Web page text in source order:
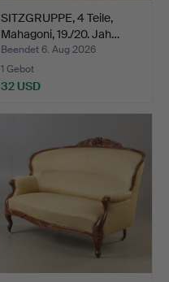
SITZGRUPPE, 4 Teile,
Mahagoni, 19./20. Jah…
Beendet 6. Aug 2026
1 Gebot
32 USD